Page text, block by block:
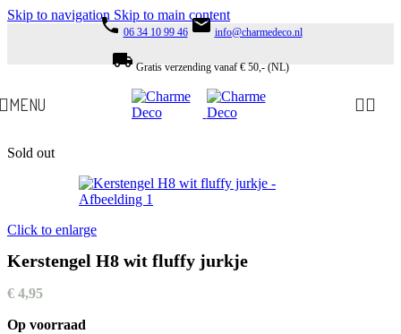
Skip to navigation Skip to main content
phone 06 34 10 99 46 email info@charmedeco.nl
local_shipping Gratis verzending vanaf € 50,- (NL)
MENU
Sold out
Click to enlarge
Kerstengel H8 wit fluffy jurkje
€ 4,95
Op voorraad